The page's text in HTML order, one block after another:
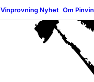
Vinprovning Nyhet Om